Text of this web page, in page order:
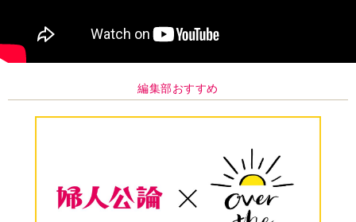
編集部おすすめ